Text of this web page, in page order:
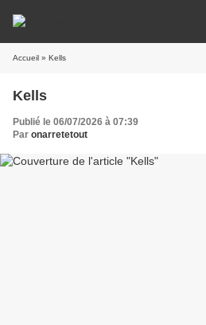
Accueil » Kells
Kells
Publié le 06/07/2026 à 07:39
Par onarretetout